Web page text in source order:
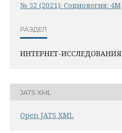
№ 52 (2021): Социология: 4М
РАЗДЕЛ
ИНТЕРНЕТ-ИССЛЕДОВАНИЯ
JATS XML
Open JATS XML